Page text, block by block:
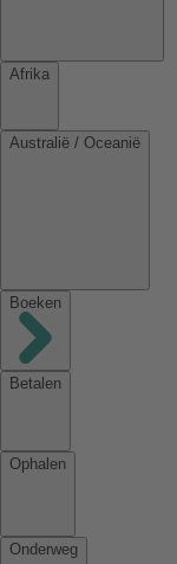
Afrika
Australië / Oceanië
Boeken
Betalen
Ophalen
Onderweg